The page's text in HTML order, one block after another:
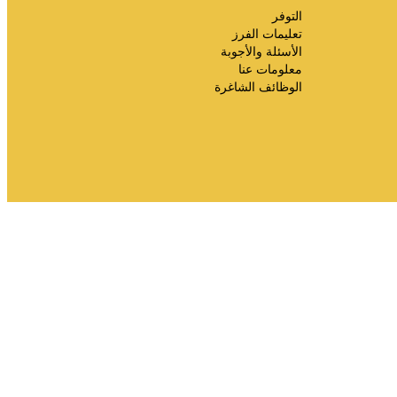
التوفر
تعليمات الفرز
الأسئلة والأجوبة
معلومات عنا
الوظائف الشاغرة